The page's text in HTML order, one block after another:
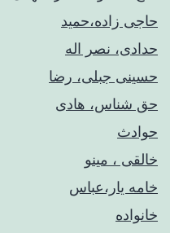
حاجی زاده،حمید
حدادی، نصر اله
حسینی جبلی، رضا
حق شناس، هادی
حوادث
خالقی ، مینو
خامه یار،عباس
خانواده